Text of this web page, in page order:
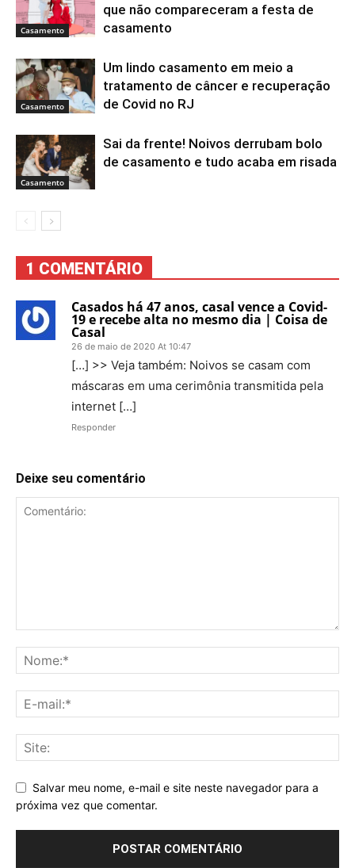
Casamento
que não compareceram a festa de
casamento
Casamento
Um lindo casamento em meio a
tratamento de câncer e recuperação
de Covid no RJ
Casamento
Sai da frente! Noivos derrubam bolo
de casamento e tudo acaba em risada
1 COMENTÁRIO
Casados há 47 anos, casal vence a Covid-
19 e recebe alta no mesmo dia | Coisa de
Casal
26 de maio de 2020 At 10:47
[…] >> Veja também: Noivos se casam com
máscaras em uma cerimônia transmitida pela
internet […]
Responder
Deixe seu comentário
Salvar meu nome, e-mail e site neste navegador para a
próxima vez que comentar.